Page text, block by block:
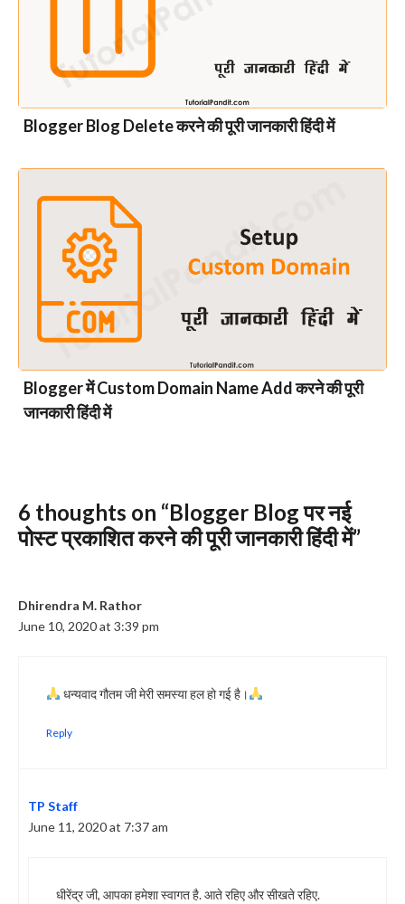
Blogger Blog Delete करने की पूरी जानकारी हिंदी में
Blogger में Custom Domain Name Add करने की पूरी
जानकारी हिंदी में
6 thoughts on “Blogger Blog पर नई
पोस्ट प्रकाशित करने की पूरी जानकारी हिंदी में”
Dhirendra M. Rathor
June 10, 2020 at 3:39 pm
धन्यवाद गौतम जी मेरी समस्या हल हो गई है।
Reply
TP Staff
June 11, 2020 at 7:37 am
धीरेंद्र जी, आपका हमेशा स्वागत है. आते रहिए और सीखते रहिए.